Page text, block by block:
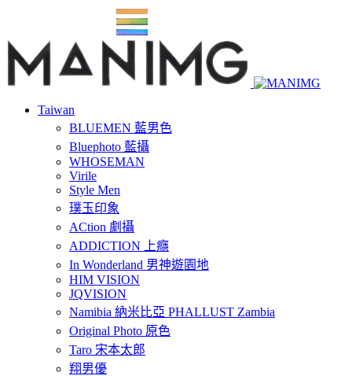
Taiwan
BLUEMEN 藍男色
Bluephoto 藍攝
WHOSEMAN
Virile
Style Men
璞玉印象
ACtion 劇攝
ADDICTION 上癮
In Wonderland 男神遊園地
HIM VISION
JQVISION
Namibia 納米比亞 PHALLUST Zambia
Original Photo 原色
Taro 宋本太郎
翔男優